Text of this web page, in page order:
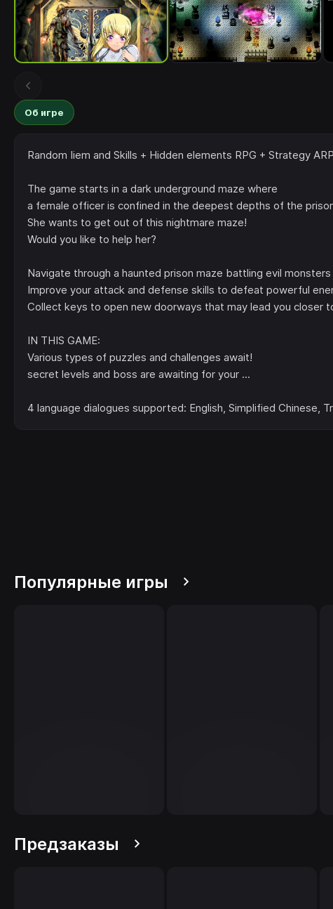
Об игре
Random Iiem and Skills + Hidden elements RPG + Strategy
The game starts in a dark underground maze where
a female officer is confined in the deepest depths of the
She wants to get out of this nightmare maze!
Would you like to help her?
Navigate through a haunted prison maze battling evil
Improve your attack and defense skills to defeat powerful
Collect keys to open new doorways that may lead you closer
IN THIS GAME:
Various types of puzzles and challenges await!
secret levels and boss are awaiting for your ...
4 language dialogues supported: English, Simplified Chinese,
Популярные игры
Предзаказы